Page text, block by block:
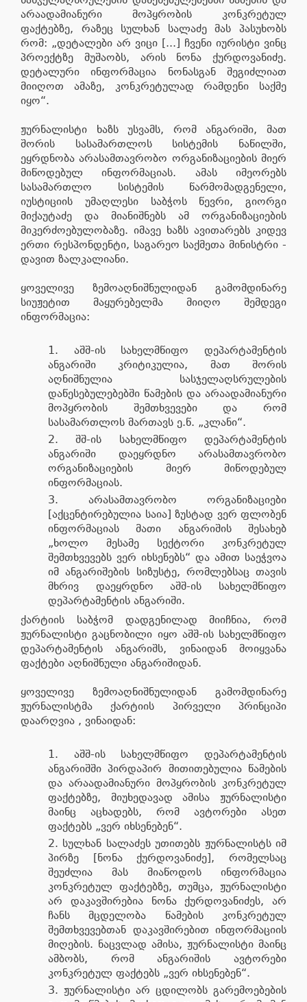
არაადამიანური მოპყრობის კონკრეტულ
ფაქტებზე, რაზეც სულხან სალაძე მას პასუხობს
რომ: „დეტალები არ ვიცი [...] ჩვენი იურისტი ვინც
პროექტზე მუშაობს, არის ნონა ქურდოვანიძე.
დეტალური ინფორმაცია ნონასგან შეგიძლიათ
მიიღოთ ამაზე, კონკრეტულად რამდენი საქმე
იყო“.
ჟურნალისტი ხაზს უსვამს, რომ ანგარიში, მათ
შორის სასამართლოს სისტემის ნაწილში,
ეყრდნობა არასამთავრობო ორგანიზაციების მიერ
მიწოდებულ ინფორმაციას. ამას იმეორებს
სასამართლო სისტემის წარმომადგენელი,
იუსტიციის უმაღლესი საბჭოს წევრი, გიორგი
მიქაუტაძე და მიანიშნებს ამ ორგანიზაციების
მიკერძოებულობაზე. იმავე ხაზს ავითარებს კიდევ
ერთი რესპონდენტი, საგარეო საქმეთა მინისტრი -
დავით ზალკალიანი.
ყოველივე ზემოაღნიშნულიდან გამომდინარე
სიუჟეტით მაყურებელმა მიიღო შემდეგი
ინფორმაცია:
აშშ-ის სახელმწიფო დეპარტამენტის
ანგარიში კრიტიკულია, მათ შორის
აღნიშნულია სასჯელაღსრულების
დაწესებულებებში წამების და არაადამიანური
მოპყრობის შემთხვევები და რომ
სასამართლოს მართავს ე.წ. „კლანი“.
შშ-ის სახელმწიფო დეპარტამენტის
ანგარიში დაეყრდნო არასამთავრობო
ორგანიზაციების მიერ მიწოდებულ
ინფორმაციას.
არასამთავრობო ორგანიზაციები
[აქცენტირებულია საია] ზუსტად ვერ ფლობენ
ინფორმაციას მათი ანგარიშის შესახებ
„ხოლო მესამე სექტორი კონკრეტულ
შემთხვევებს ვერ იხსენებს“ და ამით საეჭვოა
იმ ანგარიშების სიზუსტე, რომლებსაც თავის
მხრივ დაეყრდნო აშშ-ის სახელმწიფო
დეპარტამენტის ანგარიში.
ქარტიის საბჭომ დადგენილად მიიჩნია, რომ
ჟურნალისტი გაცნობილი იყო აშშ-ის სახელმწიფო
დეპარტამენტის ანგარიშს, ვინაიდან მოიყვანა
ფაქტები აღნიშნული ანგარიშიდან.
ყოველივე ზემოაღნიშნულიდან გამომდინარე
ჟურნალისტმა ქარტიის პირველი პრინციპი
დაარღვია , ვინაიდან:
აშშ-ის სახელმწიფო დეპარტამენტის
ანგარიშში პირდაპირ მითითებულია წამების
და არაადამიანური მოპყრობის კონკრეტულ
ფაქტებზე, მიუხედავად ამისა ჟურნალისტი
მაინც აცხადებს, რომ ავტორები ასეთ
ფაქტებს „ვერ იხსენებენ“.
სულხან სალაძეს უთითებს ჟურნალისტს იმ
პირზე [ნონა ქურდოვანიძე], რომელსაც
შეუძლია მას მიაწოდოს ინფორმაცია
კონკრეტულ ფაქტებზე, თუმცა, ჟურნალისტი
არ დაკავშირებია ნონა ქურდოვანიძეს, არ
ჩანს მცდელობა წამების კონკრეტულ
შემთხვევებთან დაკავშირებით ინფორმაციის
მიღების. ნაცვლად ამისა, ჟურნალისტი მაინც
ამბობს, რომ ანგარიშის ავტორები
კონკრეტულ ფაქტებს „ვერ იხსენებენ“.
ჟურნალისტი არ ცდილობს გარემოებების